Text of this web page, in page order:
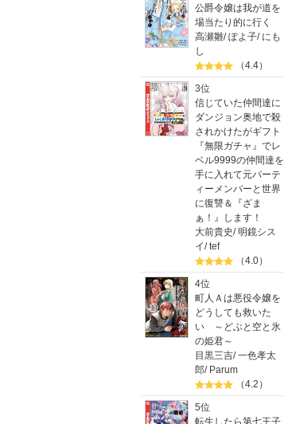
公爵令嬢は我が道を
場当たり的に行く
高瀬雛/ぽよ子/ にも
し
（4.4）
3位
信じていた仲間達に
ダンジョン奥地で殺
されかけたがギフト
『無限ガチャ』でレ
ベル9999の仲間達を
手に入れて元パーテ
ィーメンバーと世界
に復讐＆『ざま
ぁ！』します！
大前貴史/明鏡シス
イ/tef
（4.0）
4位
町人Ａは悪役令嬢を
どうしても救いた
い ～どぶと空と氷
の姫君～
目黒三吉/一色孝太
郎/ Parum
（4.2）
5位
転生したら第七王子